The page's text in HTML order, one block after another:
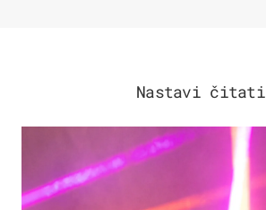
Nastavi čitati
KULTURA & ZABAVA